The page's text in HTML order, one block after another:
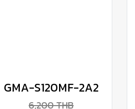
GMA-S120MF-2A2
6,200 THB